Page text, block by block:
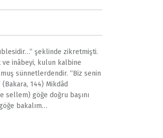
şeklinde zikretmişti.
ve inâbeyi, kulun kalbine
sünnetlerdendir. “Biz senin
144) Mikdâd
sellem) göğe doğru başını
bakalım…